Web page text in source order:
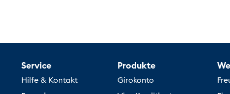
Service
Hilfe & Kontakt
Produkte
Girokonto